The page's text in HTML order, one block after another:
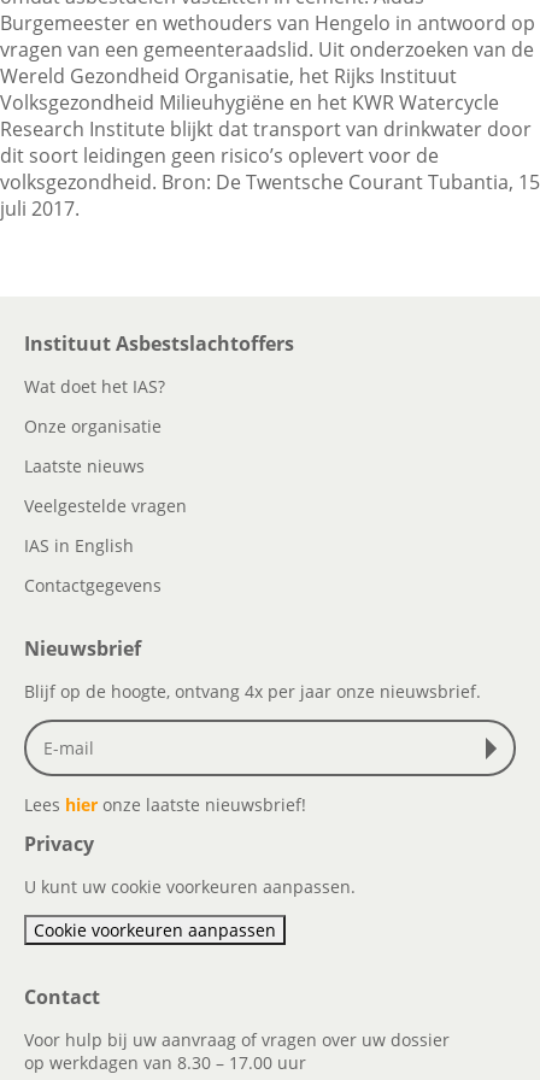
Contactgegevens
Zoeken
Burgemeester en wethouders van Hengelo in antwoord op
vragen van een gemeenteraadslid. Uit onderzoeken van de
Wereld Gezondheid Organisatie, het Rijks Instituut
Volksgezondheid Milieuhygiëne en het KWR Watercycle
Research Institute blijkt dat transport van drinkwater door
dit soort leidingen geen risico’s oplevert voor de
volksgezondheid. Bron: De Twentsche Courant Tubantia, 15
juli 2017.
Instituut Asbestslachtoffers
Wat doet het IAS?
Onze organisatie
Laatste nieuws
Veelgestelde vragen
IAS in English
Contactgegevens
Nieuwsbrief
Blijf op de hoogte, ontvang 4x per jaar onze nieuwsbrief.
Lees hier onze laatste nieuwsbrief!
Privacy
U kunt uw cookie voorkeuren aanpassen.
Cookie voorkeuren aanpassen
Contact
Voor hulp bij uw aanvraag of vragen over uw dossier
op werkdagen van 8.30 – 17.00 uur